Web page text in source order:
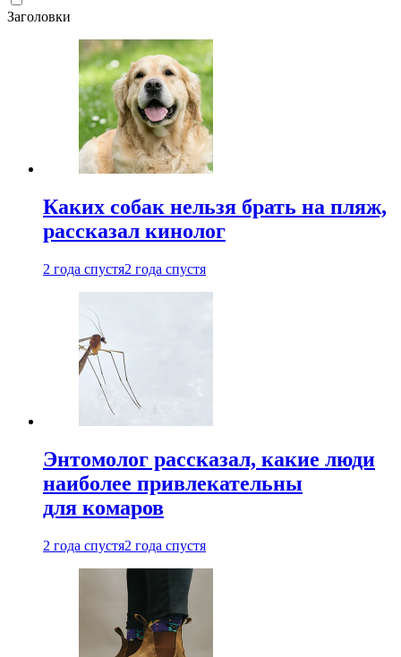
Заголовки
Каких собак нельзя брать на пляж,
рассказал кинолог
2 года спустя2 года спустя
Энтомолог рассказал, какие люди
наиболее привлекательны
для комаров
2 года спустя2 года спустя